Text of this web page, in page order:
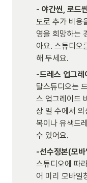
- 야간씬, 로드
도로 추가 비용
영을 희망하는
아요. 스튜디오
해 두세요.
-드레스 업그레
탈스튜디오는
스 업그레이드
상 벌 수에서
복이나 유색드
수 있어요.
-선수정본(모
스튜디오에 따
어 미리 모바일